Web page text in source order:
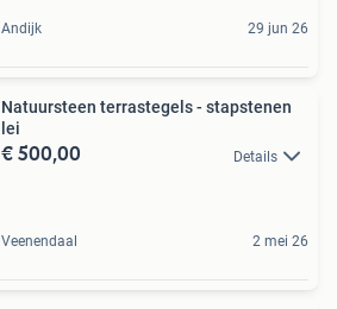
Andijk 29 jun 26
Natuursteen terrastegels - stapstenen
lei
€ 500,00 Details
Veenendaal 2 mei 26